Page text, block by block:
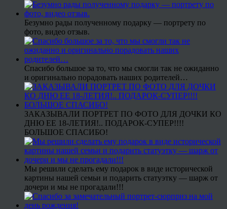
Безумно рады полученному подарку — портрету по
фото, видео отзыв.
Спасибо большое за то, что мы смогли так не ожиданно
и оригинально порадовать наших родителей…
ЗАКАЗЫВАЛИ ПОРТРЕТ ПО ФОТО ДЛЯ ДОЧКИ КО
ДНЮ ЕЕ 18-ЛЕТИЯ!.. ПОДАРОК-СУПЕР!!!!
БОЛЬШОЕ СПАСИБО!
Мы решили сделать ему подарок в виде исторической
картины нашей семьи и подарить статуэтку — шарж от
дочери и мы не прогадали!!!